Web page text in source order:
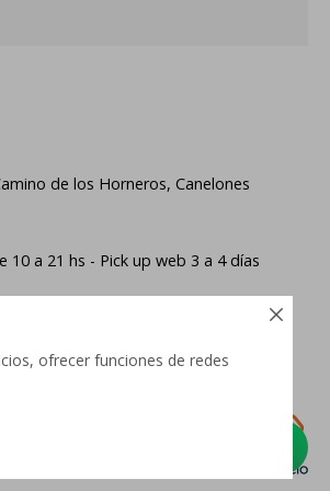

ofrecer funciones de redes
de los Horneros, Canelones
10 a 21 hs - Pick up web 3 a 4 días